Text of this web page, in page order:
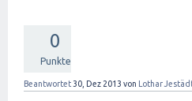
0
Punkte
Beantwortet 30, Dez 2013 von Lothar